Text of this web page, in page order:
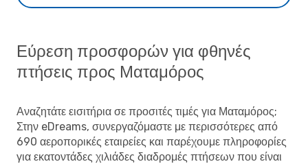
Εύρεση προσφορών για φθηνές
πτήσεις προς Ματαμόρος
Αναζητάτε εισιτήρια σε προσιτές τιμές για Ματαμόρος;
Στην eDreams, συνεργαζόμαστε με περισσότερες από
690 αεροπορικές εταιρείες και παρέχουμε πληροφορίες
για εκατοντάδες χιλιάδες διαδρομές πτήσεων που είναι